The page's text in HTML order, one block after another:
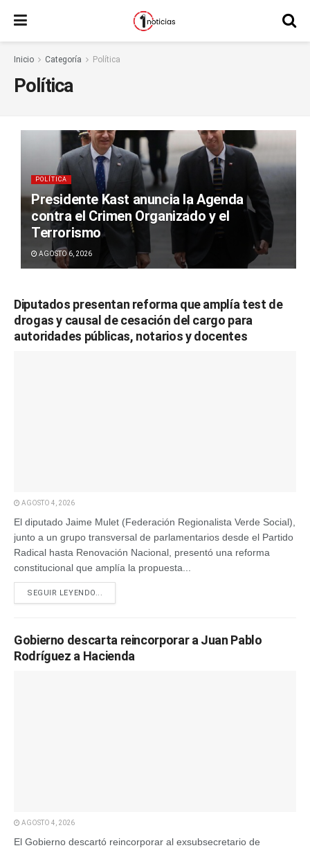
Inicio Categoría Política
Política
POLÍTICA
Presidente Kast anuncia la Agenda
contra el Crimen Organizado y el
Terrorismo
AGOSTO 6, 2026
Diputados presentan reforma que amplía test de
drogas y causal de cesación del cargo para
autoridades públicas, notarios y docentes
AGOSTO 4, 2026
El diputado Jaime Mulet (Federación Regionalista Verde Social),
junto a un grupo transversal de parlamentarios desde el Partido
Radical hasta Renovación Nacional, presentó una reforma
constitucional que amplía la propuesta...
SEGUIR LEYENDO...
Gobierno descarta reincorporar a Juan Pablo
Rodríguez a Hacienda
AGOSTO 4, 2026
El Gobierno descartó reincorporar al exsubsecretario de